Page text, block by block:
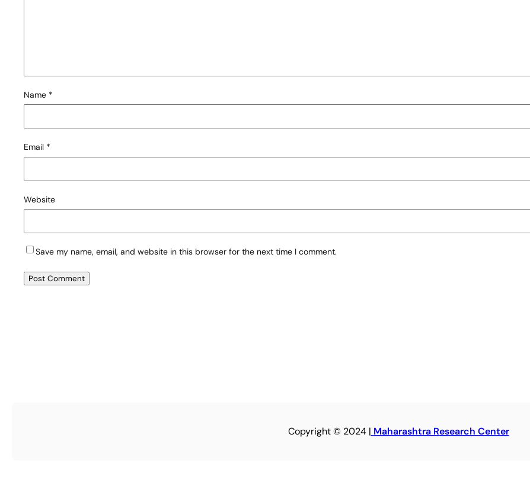
Name *
Email *
Website
Save my name, email, and website in this browser for the next time I comment.
Copyright © 2024 | Maharashtra Research Center